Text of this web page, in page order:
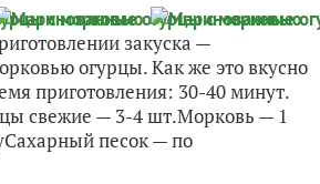
закуска —
огурцы. Как же это вкусно
приготовления: 30-40 минут.
свежие — 3-4 шт.Морковь — 1
песок — по